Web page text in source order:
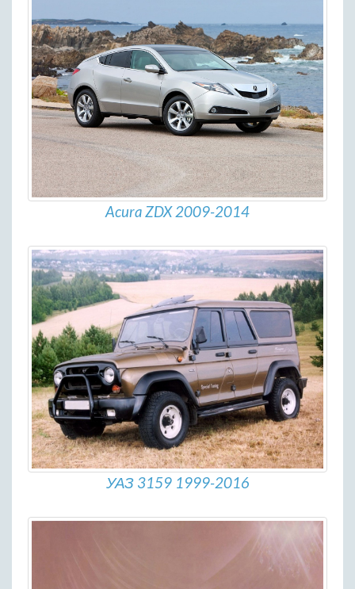
Acura ZDX 2009-2014
УАЗ 3159 1999-2016